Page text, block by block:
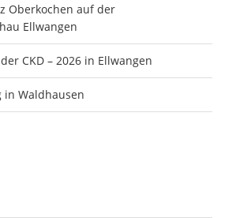
Oberkochen auf der
Ellwangen
CKD – 2026 in Ellwangen
in Waldhausen